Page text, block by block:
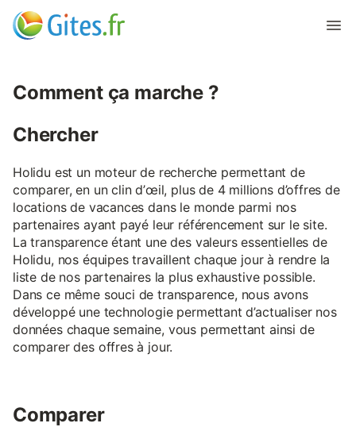
Comment ça marche ?
Chercher
Holidu est un moteur de recherche permettant de
comparer, en un clin d’œil, plus de 4 millions d’offres de
locations de vacances dans le monde parmi nos
partenaires ayant payé leur référencement sur le site.
La transparence étant une des valeurs essentielles de
Holidu, nos équipes travaillent chaque jour à rendre la
liste de nos partenaires la plus exhaustive possible.
Dans ce même souci de transparence, nous avons
développé une technologie permettant d’actualiser nos
données chaque semaine, vous permettant ainsi de
comparer des offres à jour.
Comparer